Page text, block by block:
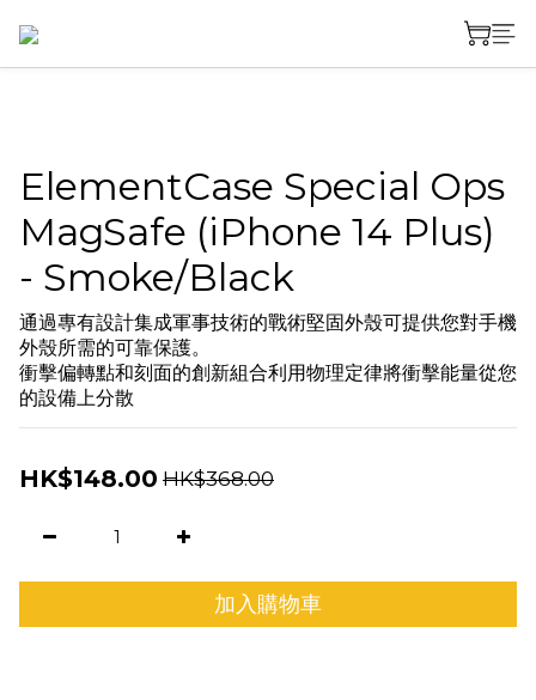
ElementCase Special Ops
MagSafe (iPhone 14 Plus)
- Smoke/Black
通過專有設計集成軍事技術的戰術堅固外殼可提供您對手機
外殼所需的可靠保護。
衝擊偏轉點和刻面的創新組合利用物理定律將衝擊能量從您
的設備上分散
HK$148.00 HK$368.00
加入購物車